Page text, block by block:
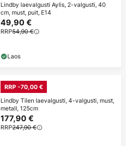
Lindby laevalgusti Aylis, 2-valgusti, 40
cm, must, puit, E14
49,90 €
RRP54,90 €
Laos
RRP -70,00 €
Lindby Tilen laevalgusti, 4-valgusti, must,
metall, 125cm
177,90 €
RRP247,90 €